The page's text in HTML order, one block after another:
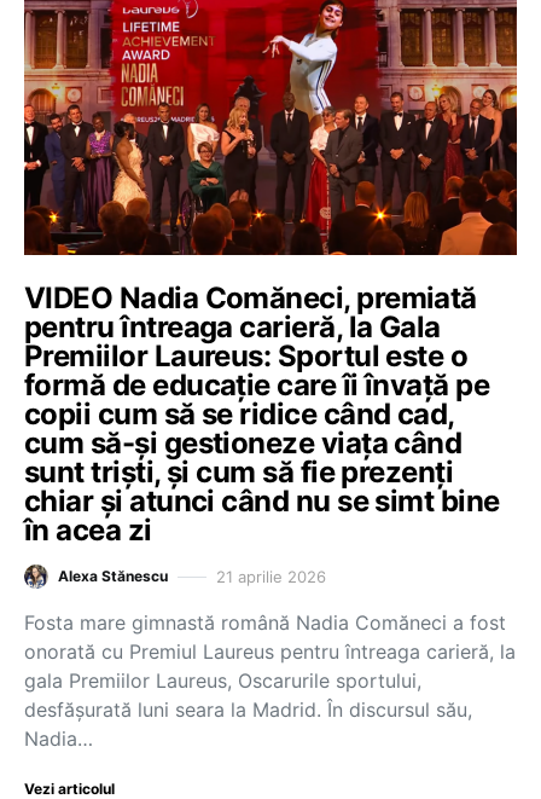
VIDEO Nadia Comăneci, premiată
pentru întreaga carieră, la Gala
Premiilor Laureus: Sportul este o
formă de educație care îi învață pe
copii cum să se ridice când cad,
cum să-și gestioneze viața când
sunt triști, și cum să fie prezenți
chiar și atunci când nu se simt bine
în acea zi
Alexa Stănescu 21 aprilie 2026
Fosta mare gimnastă română Nadia Comăneci a fost
onorată cu Premiul Laureus pentru întreaga carieră, la
gala Premiilor Laureus, Oscarurile sportului,
desfășurată luni seara la Madrid. În discursul său,
Nadia…
Vezi articolul